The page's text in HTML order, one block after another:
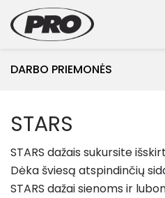
DARBO PRIEMONĖS
Gruntai
Glaistai
Lakai
STARS
STARS dažais sukursite
Dėka šviesą atspindinčių
STARS dažai sienoms ir